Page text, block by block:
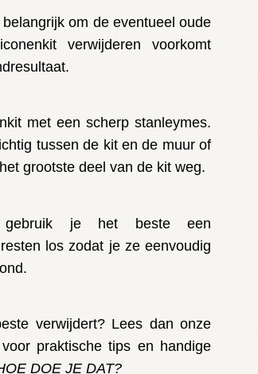
om de eventueel oude
verwijderen voorkomt
met een scherp stanleymes.
tussen de kit en de muur of
grootste deel van de kit weg.
gebruik je het beste een
los zodat je ze eenvoudig
verwijdert? Lees dan onze
voor praktische tips en handige
DOE JE DAT?